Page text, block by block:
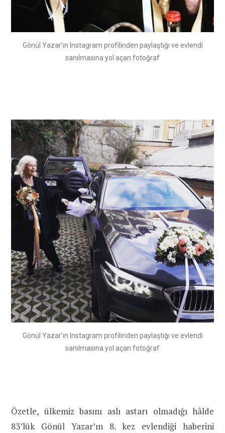
Gönül Yazar’ın Instagram profilinden paylaştığı ve evlendi
sanılmasına yol açan fotoğraf
Gönül Yazar’ın Instagram profilinden paylaştığı ve evlendi
sanılmasına yol açan fotoğraf
Özetle, ülkemiz basını aslı astarı olmadığı hâlde
83’lük Gönül Yazar’ın 8. kez evlendiği haberini